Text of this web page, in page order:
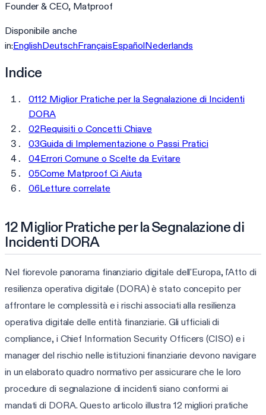
Founder & CEO, Matproof
Disponibile anche
in:EnglishDeutschFrançaisEspañolNederlands
Indice
0112 Miglior Pratiche per la Segnalazione di Incidenti
DORA
02Requisiti o Concetti Chiave
03Guida di Implementazione o Passi Pratici
04Errori Comune o Scelte da Evitare
05Come Matproof Ci Aiuta
06Letture correlate
12 Miglior Pratiche per la Segnalazione di
Incidenti DORA
Nel fiorevole panorama finanziario digitale dell'Europa, l'Atto di
resilienza operativa digitale (DORA) è stato concepito per
affrontare le complessità e i rischi associati alla resilienza
operativa digitale delle entità finanziarie. Gli ufficiali di
compliance, i Chief Information Security Officers (CISO) e i
manager del rischio nelle istituzioni finanziarie devono navigare
in un elaborato quadro normativo per assicurare che le loro
procedure di segnalazione di incidenti siano conformi ai
mandati di DORA. Questo articolo illustra 12 migliori pratiche